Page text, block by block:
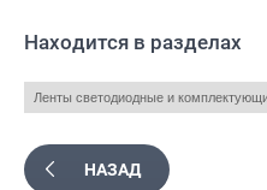
Находится в разделах
Ленты светодиодные и
НАЗАД